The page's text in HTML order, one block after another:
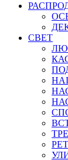
CВЕТ